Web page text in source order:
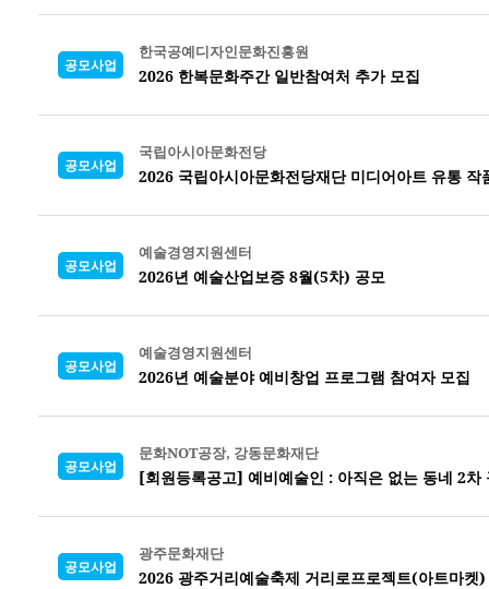
공모사업
한국공예디자인문화진흥원
2026 한복문화주간 일반참여처 추가 모집
공모사업
국립아시아문화전당
2026 국립아시아문화전당재단 미디어아트 유통 작
공모사업
예술경영지원센터
2026년 예술산업보증 8월(5차) 공모
공모사업
예술경영지원센터
2026년 예술분야 예비창업 프로그램 참여자 모집
공모사업
문화NOT공장, 강동문화재단
[회원등록공고] 예비예술인 : 아직은 없는 동네 2차
공모사업
광주문화재단
2026 광주거리예술축제 거리로프로젝트(아트마켓